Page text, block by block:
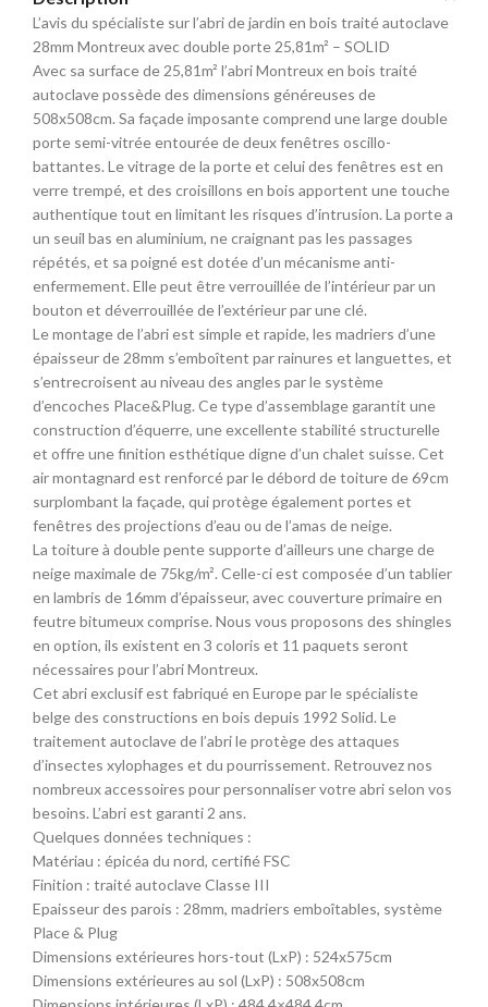
L’avis du spécialiste sur l’abri de jardin en bois traité autoclave
28mm Montreux avec double porte 25,81m² – SOLID
Avec sa surface de 25,81m² l’abri Montreux en bois traité
autoclave possède des dimensions généreuses de
508x508cm. Sa façade imposante comprend une large double
porte semi-vitrée entourée de deux fenêtres oscillo-
battantes. Le vitrage de la porte et celui des fenêtres est en
verre trempé, et des croisillons en bois apportent une touche
authentique tout en limitant les risques d’intrusion. La porte a
un seuil bas en aluminium, ne craignant pas les passages
répétés, et sa poigné est dotée d’un mécanisme anti-
enfermement. Elle peut être verrouillée de l’intérieur par un
bouton et déverrouillée de l’extérieur par une clé.
Le montage de l’abri est simple et rapide, les madriers d’une
épaisseur de 28mm s’emboîtent par rainures et languettes, et
s’entrecroisent au niveau des angles par le système
d’encoches Place&Plug. Ce type d’assemblage garantit une
construction d’équerre, une excellente stabilité structurelle
et offre une finition esthétique digne d’un chalet suisse. Cet
air montagnard est renforcé par le débord de toiture de 69cm
surplombant la façade, qui protège également portes et
fenêtres des projections d’eau ou de l’amas de neige.
La toiture à double pente supporte d’ailleurs une charge de
neige maximale de 75kg/m². Celle-ci est composée d’un tablier
en lambris de 16mm d’épaisseur, avec couverture primaire en
feutre bitumeux comprise. Nous vous proposons des shingles
en option, ils existent en 3 coloris et 11 paquets seront
nécessaires pour l’abri Montreux.
Cet abri exclusif est fabriqué en Europe par le spécialiste
belge des constructions en bois depuis 1992 Solid. Le
traitement autoclave de l’abri le protège des attaques
d’insectes xylophages et du pourrissement. Retrouvez nos
nombreux accessoires pour personnaliser votre abri selon vos
besoins. L’abri est garanti 2 ans.
Quelques données techniques :
Matériau : épicéa du nord, certifié FSC
Finition : traité autoclave Classe III
Epaisseur des parois : 28mm, madriers emboîtables, système
Place & Plug
Dimensions extérieures hors-tout (LxP) : 524x575cm
Dimensions extérieures au sol (LxP) : 508x508cm